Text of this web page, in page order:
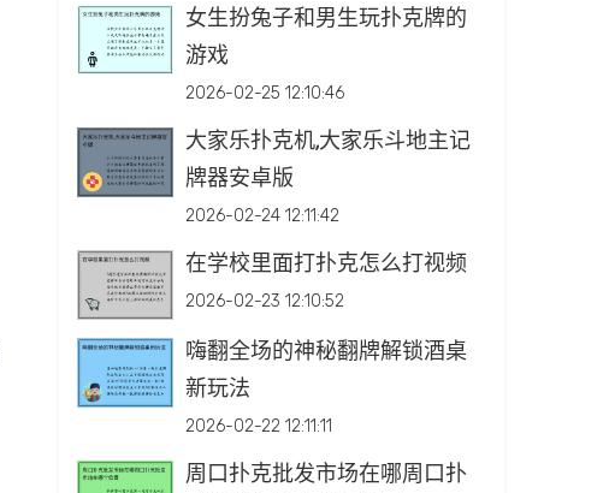
女生扮兔子和男生玩扑克牌的
游戏
2026-02-25 12:10:46
大家乐扑克机,大家乐斗地主记
牌器安卓版
2026-02-24 12:11:42
在学校里面打扑克怎么打视频
2026-02-23 12:10:52
嗨翻全场的神秘翻牌解锁酒桌
新玩法
2026-02-22 12:11:11
周口扑克批发市场在哪周口扑